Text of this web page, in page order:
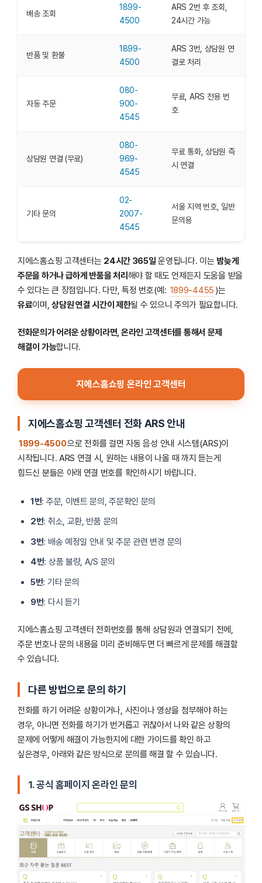
배송 조회
1899-
4500
ARS 2번 후 조회,
24시간 가능
반품 및 환불
1899-
4500
ARS 3번, 상담원 연
결로 처리
자동 주문
080-
900-
4545
무료, ARS 전용 번
호
상담원 연결 (무료)
080-
969-
4545
무료 통화, 상담원 즉
시 연결
기타 문의
02-
2007-
4545
서울 지역 번호, 일반
문의용
지에스홈쇼핑 고객센터는 24시간 365일 운영됩니다. 이는 밤늦게
주문을 하거나 급하게 반품을 처리 해야 할 때도 언제든지 도움을 받을
수 있다는 큰 장점입니다. 다만, 특정 번호(예: 1899-4455 )는
유료이며,상담원 연결 시간이 제한될 수 있으니 주의가 필요합니다.
전화문의가 어려운 상황이라면, 온라인 고객센터를 통해서 문제
해결이 가능합니다.
지에스홈쇼핑 온라인 고객센터
지에스홈쇼핑 고객센터 전화 ARS 안내
1899-4500으로 전화를 걸면 자동 음성 안내 시스템(ARS)이
시작됩니다. ARS 연결 시, 원하는 내용이 나올 때 까지 듣는게
힘드신 분들은 아래 연결 번호를 확인하시기 바랍니다.
1번: 주문, 이벤트 문의, 주문확인 문의
2번: 취소, 교환, 반품 문의
3번: 배송 예정일 안내 및 주문 관련 변경 문의
4번: 상품 불량, A/S 문의
5번: 기타 문의
9번: 다시 듣기
지에스홈쇼핑 고객센터 전화번호를 통해 상담원과 연결되기 전에,
주문 번호나 문의 내용을 미리 준비해두면 더 빠르게 문제를 해결할
수 있습니다.
다른 방법으로 문의 하기
전화를 하기 어려운 상황이거나, 사진이나 영상을 첨부해야 하는
경우, 아니면 전화를 하기가 번거롭고 귀찮아서 나와 같은 상황의
문제에 어떻게 해결이 가능한지에 대한 가이드를 확인 하고
싶은경우, 아래와 같은 방식으로 문의를 해결 할 수 있습니다.
1. 공식 홈페이지 온라인 문의